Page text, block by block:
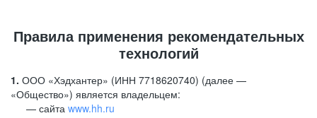
Правила применения рекомендательных
технологий
1. ООО «Хэдхантер» (ИНН 7718620740) (далее —
«Общество») является владельцем:
сайта www.hh.ru